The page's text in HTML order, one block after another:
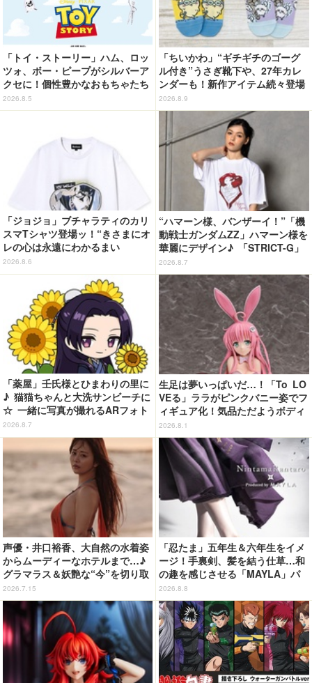
「トイ・ストーリー」ハム、ロッ
ツォ、ボー・ピープがシルバーア
クセに！個性豊かなおもちゃたち
をオシャレに身につけよう♪
2026.8.5
「ちいかわ」“ギチギチのゴーグ
ル付き”うさぎ靴下や、27年カレ
ンダーも！新作アイテム続々登場
2026.8.9
「ジョジョ」ブチャラティのカリ
スマTシャツ登場ッ！“きさまにオ
レの心は永遠にわかるまい
ッ！”や感動のクライマックスを
デザイン
2026.8.6
“ハマーン様、バンザーイ！”「機
動戦士ガンダムZZ」ハマーン様を
華麗にデザイン♪ 「STRICT-G」
Tシャツなどミニコレクション登
場
2026.8.7
「薬屋」壬氏様とひまわりの里に
♪ 猫猫ちゃんと大洗サンビーチに
☆ 一緒に写真が撮れるARフォト
スポット企画「猫猫・壬氏と夏巡
り」開催【茨城県】
2026.8.7
生足は夢いっぱいだ…！「To LO
VEる」ララがピンクバニー姿でフ
ィギュア化！気品ただようボディ
に注目
2026.8.1
声優・井口裕香、大自然の水着姿
からムーディーなホテルまで…♪
グラマラス＆妖艶な“今”を切り取
り！3冊目写真集が発売中
2026.7.15
「忍たま」五年生＆六年生をイメ
ージ！手裏剣、髪を結う仕草…和
の趣を感じさせる「MAYLA」パ
ンプス
2026.8.8